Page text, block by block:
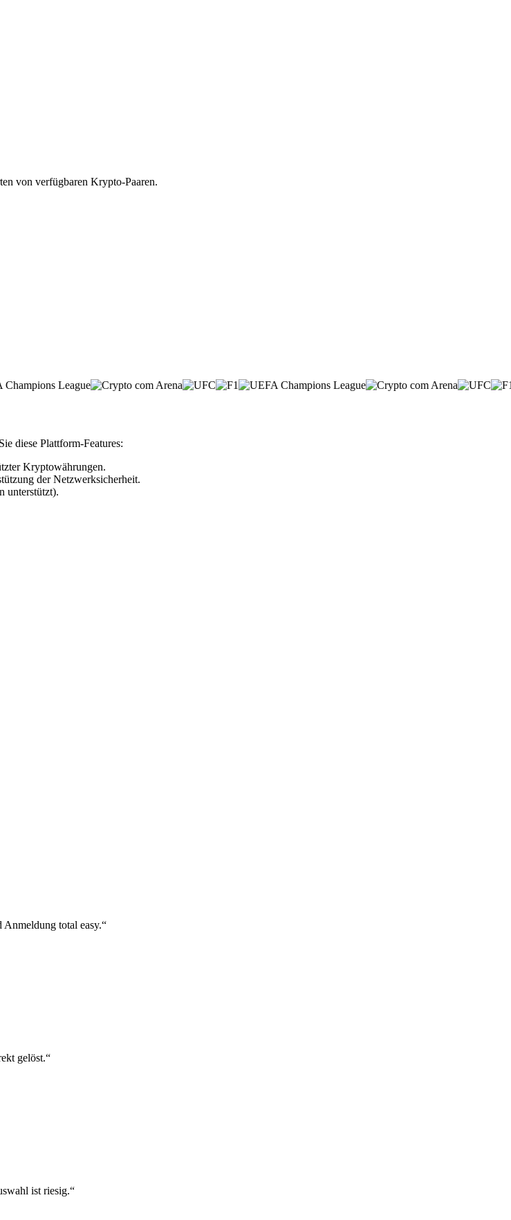
von verfügbaren Krypto-Paaren.
diese Plattform-Features:
Kryptowährungen.
der Netzwerksicherheit.
unterstützt).
total easy.“
gelöst.“
ist riesig.“